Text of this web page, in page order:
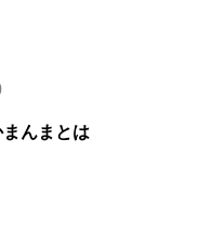
んまとは